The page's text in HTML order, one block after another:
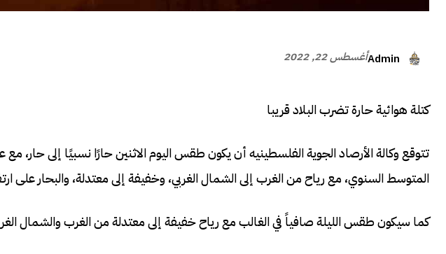
أغسطس 22, 2022Admin
كتلة هوائية حارة تضرب البلاد قريبا
تتوقع وكالة الأرصاد الجوية الفلسطينيه أن يكون طقس اليوم الاثنين حارًا نسبيًا إلى حار،
المتوسط ​​السنوي، مع رياح من الغرب إلى الشمال الغربي، وخفيفة إلى معتدلة، والبحار على
كما سيكون طقس الليلة صافياً في الغالب مع رياح خفيفة إلى معتدلة من الغرب والشمال